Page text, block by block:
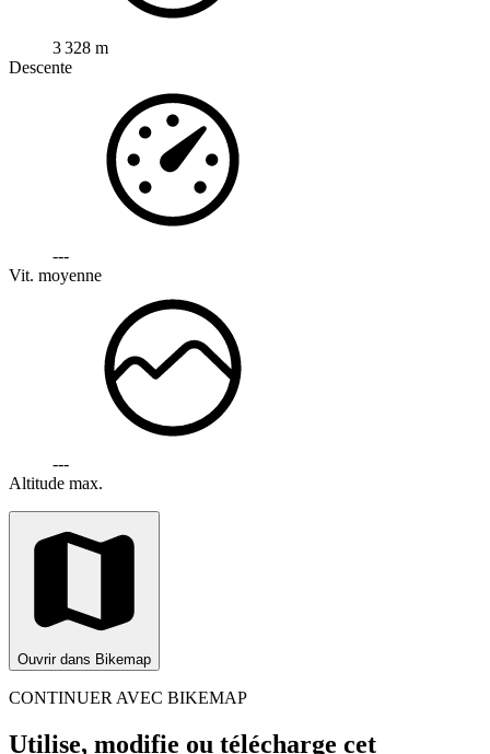
3 328 m
Descente
---
Vit. moyenne
---
Altitude max.
Ouvrir dans Bikemap
CONTINUER AVEC BIKEMAP
Utilise, modifie ou télécharge cet